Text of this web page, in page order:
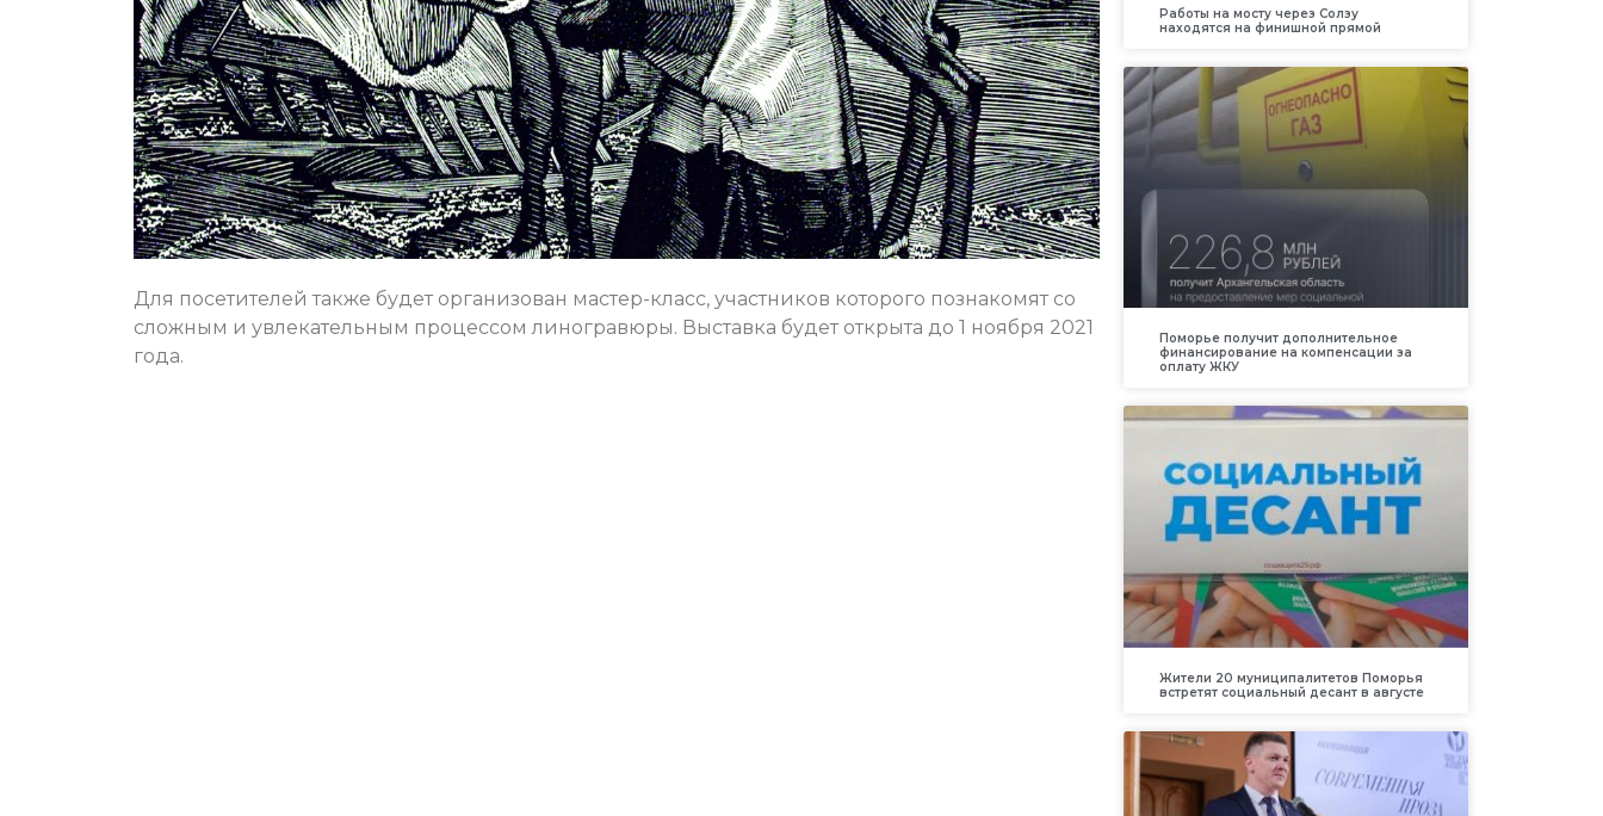
Для посетителей также будет организован мастер-класс, участников которого познакомят со
сложным и увлекательным процессом линогравюры. Выставка будет открыта до 1 ноября 2021
года.
Работы на мосту через Солзу
находятся на финишной прямой
Поморье получит дополнительное
финансирование на компенсации за
оплату ЖКУ
Жители 20 муниципалитетов Поморья
встретят социальный десант в августе